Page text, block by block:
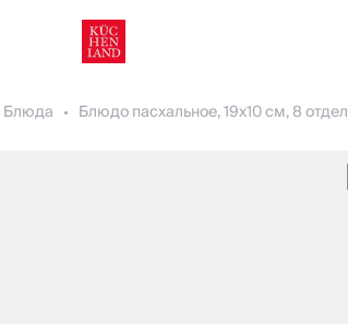
Блюда Блюдо пасхальное, 19х10 см, 8